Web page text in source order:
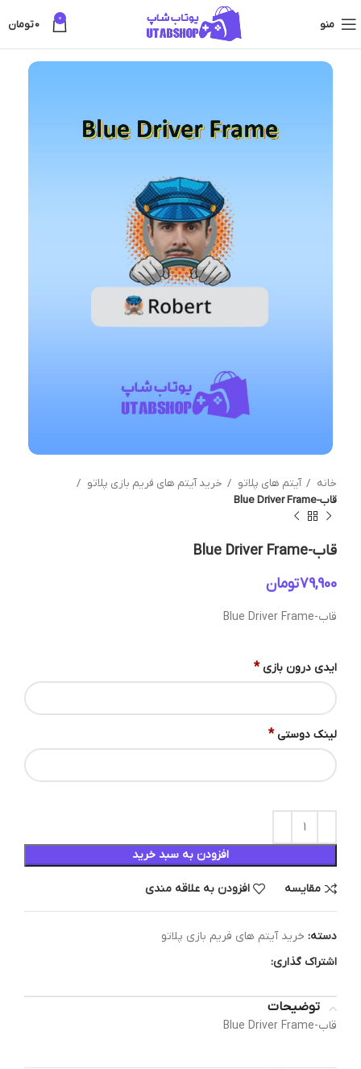
منو 0
0تومان
خانه آیتم های پلاتو
خرید آیتم های فریم بازی پلاتو
قاب-Blue Driver Frame
قاب-Blue Driver Frame
تومان
قاب-Blue Driver Frame
ایدی درون بازی *
لینک دوستی *
افزودن به سبد خرید
مقایسه افزودن به علاقه مندی
دسته: خرید آیتم های فریم بازی پلاتو
اشتراک گذاری:
توضیحات
قاب-Blue Driver Frame